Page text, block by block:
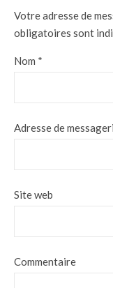
Votre adresse de
obligatoires sont
Nom *
Adresse de
Site web
Commentaire